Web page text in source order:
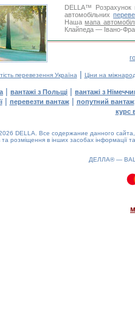
DELLA™
Розрахунок
автомобільних
Нашамапа
Клайпеда — Івано-
перевезення Україна | Ціни на
| вантажі з Польщі | вантажі з
| перевезти вантаж| попутний вантаж
курс
DELLA. Все содержание данного
та розміщення в інших засобах інформації
ДЕЛЛА® —